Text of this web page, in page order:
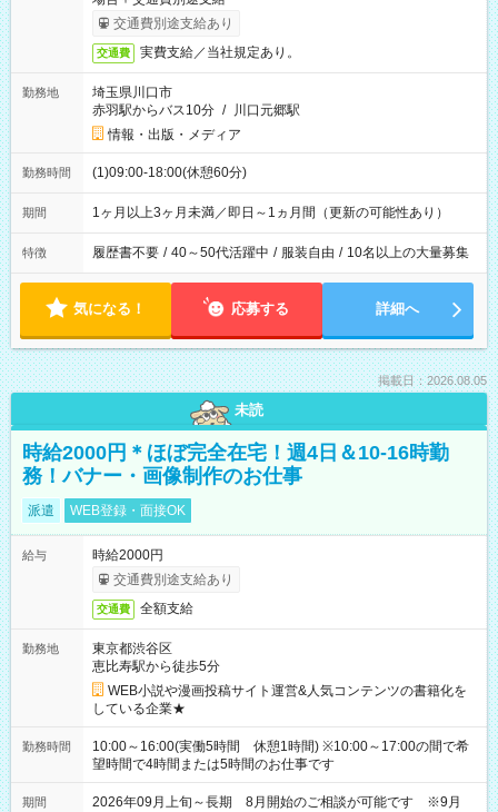
交通費別途支給あり
交通費 実費支給／当社規定あり。
勤務地
埼玉県川口市
赤羽駅からバス10分 / 川口元郷駅
情報・出版・メディア
勤務時間 (1)09:00-18:00(休憩60分)
期間 1ヶ月以上3ヶ月未満／即日～1ヵ月間（更新の可能性あり）
特徴 履歴書不要 / 40～50代活躍中 / 服装自由 / 10名以上の大量募集
気になる！ 応募する 詳細へ
掲載日：2026.08.05
未読
時給2000円＊ほぼ完全在宅！週4日＆10-16時勤
務！バナー・画像制作のお仕事
派遣 WEB登録・面接OK
給与
時給2000円
交通費別途支給あり
交通費 全額支給
勤務地
東京都渋谷区
恵比寿駅から徒歩5分
WEB小説や漫画投稿サイト運営&人気コンテンツの書籍化を
している企業★
勤務時間
10:00～16:00(実働5時間 休憩1時間) ※10:00～17:00の間で希
望時間で4時間または5時間のお仕事です
期間
2026年09月上旬～長期 8月開始のご相談が可能です ※9月